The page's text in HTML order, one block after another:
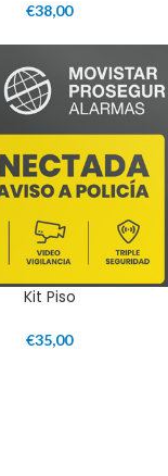
€38,00
Kit Piso
€35,00